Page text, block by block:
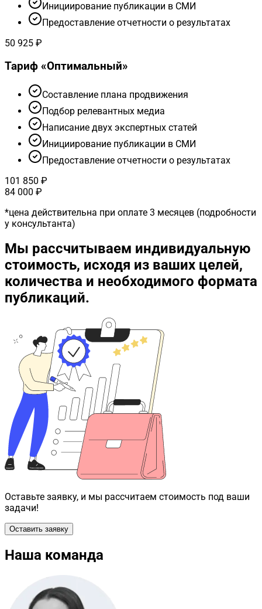
Инициирование публикации в СМИ
Предоставление отчетности о результатах
50 925 ₽
Тариф «Оптимальный»
Cоставление плана продвижения
Подбор релевантных медиа
Написание двух экспертных статей
Инициирование публикации в СМИ
Предоставление отчетности о результатах
101 850 ₽
84 000 ₽
*цена действительна при оплате 3 месяцев (подробности
у консультанта)
Мы рассчитываем индивидуальную
стоимость, исходя из ваших целей,
количества и необходимого формата
публикаций.
Оставьте заявку, и мы рассчитаем стоимость под ваши
задачи!
Оставить заявку
Наша команда